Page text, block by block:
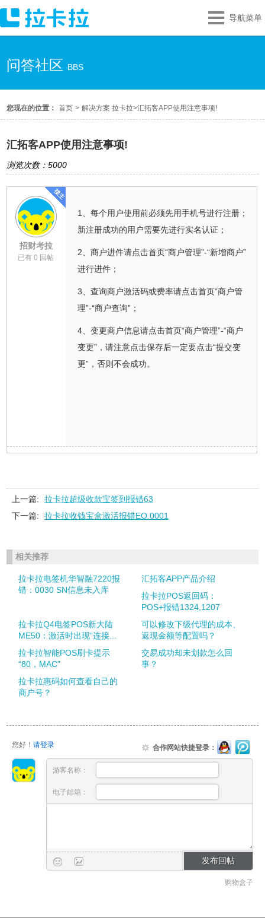
导航菜单
问答社区 BBS
您现在的位置： 首页 > 解决方案 拉卡拉>汇拓客APP使用注意事项!
汇拓客APP使用注意事项!
浏览次数：5000
招财考拉
已有 0 回帖
1、每个用户使用前必须先用手机号进行注册；
新注册成功的用户需要先进行实名认证；
2、商户进件请点击首页“商户管理”-“新增商户”
进行进件；
3、查询商户激活码或费率请点击首页“商户管
理”-“商户查询”；
4、变更商户信息请点击首页“商户管理”-“商户
变更”，请注意点击保存后一定要点击“提交变
更”，否则不会成功。
上一篇:
拉卡拉超级收款宝签到报错63
下一篇:
拉卡拉收钱宝盒激活报错EO.0001
相关推荐
拉卡拉电签机华智融7220报
错：0030 SN信息未入库
汇拓客APP产品介绍
拉卡拉POS返回码：
POS+报错1324,1207
拉卡拉Q4电签POS新大陆
ME50：激活时出现“连接...
可以修改下级代理的成本、
返现金额等配置吗？
拉卡拉智能POS刷卡提示
“80，MAC”
交易成功却未划款怎么回
事？
拉卡拉惠码如何查看自己的
商户号？
您好！ 请登录 合作网站快捷登录：
游客名称：
电子邮箱：
购物盒子